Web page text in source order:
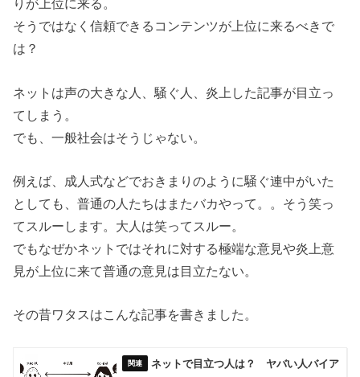
りが上位に来る。
そうではなく信頼できるコンテンツが上位に来るべきで
は？
ネットは声の大きな人、騒ぐ人、炎上した記事が目立っ
てしまう。
でも、一般社会はそうじゃない。
例えば、成人式などでおきまりのように騒ぐ連中がいた
としても、普通の人たちはまたバカやって。。そう笑っ
てスルーします。大人は笑ってスルー。
でもなぜかネットではそれに対する極端な意見や炎上意
見が上位に来て普通の意見は目立たない。
その昔ワタスはこんな記事を書きました。
ネットで目立つ人は？ ヤバい人バイア